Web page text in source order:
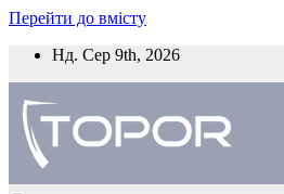
Перейти до вмісту
Нд. Сер 9th, 2026